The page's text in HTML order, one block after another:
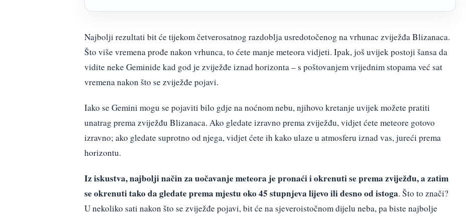
Najbolji rezultati bit će tijekom četverosatnog razdoblja usredotočenog na vrhunac zviježđa Blizanaca.
Što više vremena prođe nakon vrhunca, to ćete manje meteora vidjeti. Ipak, još uvijek postoji šansa da
vidite neke Geminide kad god je zviježđe iznad horizonta – s poštovanjem vrijednim stopama već sat
vremena nakon što se zviježđe pojavi.
Iako se Gemini mogu se pojaviti bilo gdje na noćnom nebu, njihovo kretanje uvijek možete pratiti
unatrag prema zviježđu Blizanaca. Ako gledate izravno prema zviježđu, vidjet ćete meteore gotovo
izravno; ako gledate suprotno od njega, vidjet ćete ih kako ulaze u atmosferu iznad vas, jureći prema
horizontu.
Iz iskustva, najbolji način za uočavanje meteora je pronaći i okrenuti se prema zviježđu, a zatim
se okrenuti tako da gledate prema mjestu oko 45 stupnjeva lijevo ili desno od istoga. Što to znači?
U nekoliko sati nakon što se zviježđe pojavi, bit će na sjeveroistočnom dijelu neba, pa biste najbolje